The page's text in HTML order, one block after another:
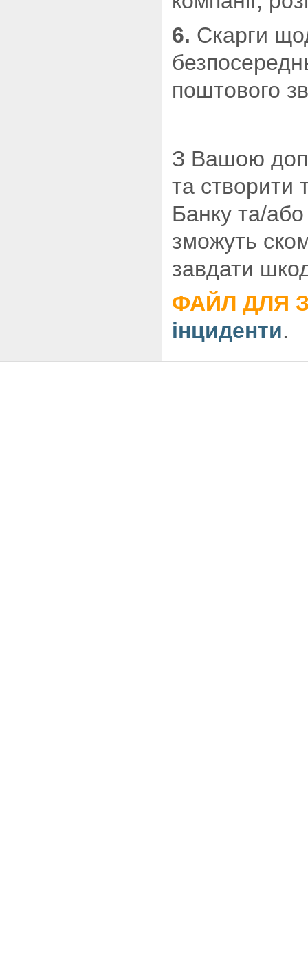
6. Скарги
поштового
З Вашою
та створити
Банку та/або
зможуть
завдати
ФАЙЛ ДЛЯ
інциденти.